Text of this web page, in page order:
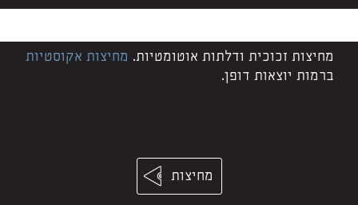
מחיצות זכוכית ודלתות אוטומטיות. מחיצות אקוסטיות
ברמות יוצאות דופן.
מחיצות